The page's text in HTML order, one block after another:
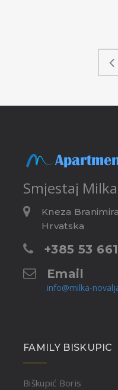
Smjestaj
Kneza
Hrvatska
+385 53
Email
info@milka-
FAMILY BISKUPIC
Biškupić Boris